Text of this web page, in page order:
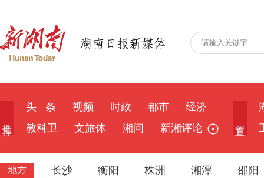
头 条 视频 时政 都市
经济
教科卫
文旅体 湘问 新湘评论
地方 长沙 衡阳 株洲 湘潭 邵阳